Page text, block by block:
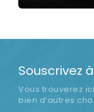
Souscrivez
Vous trouverez
bien d’autres